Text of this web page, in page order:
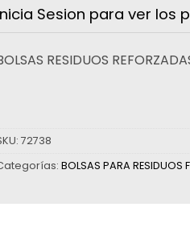
Sesion para ver los
RESIDUOS
72738
BOLSAS PARA RESIDUOS